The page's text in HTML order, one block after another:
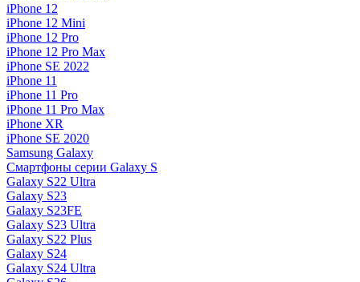
iPhone 12
iPhone 12 Mini
iPhone 12 Pro
iPhone 12 Pro Max
iPhone SE 2022
iPhone 11
iPhone 11 Pro
iPhone 11 Pro Max
iPhone XR
iPhone SE 2020
Samsung Galaxy
Смартфоны серии Galaxy S
Galaxy S22 Ultra
Galaxy S23
Galaxy S23FE
Galaxy S23 Ultra
Galaxy S22 Plus
Galaxy S24
Galaxy S24 Ultra